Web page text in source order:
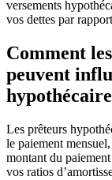
versements
vos dettes par
Comment
peuvent
hypothécaire
Les prêteurs
le paiement
montant du
vos ratios